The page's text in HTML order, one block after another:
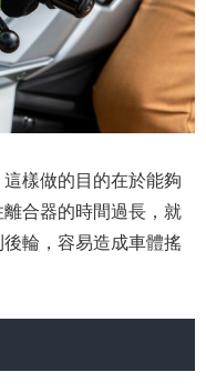
樣做的目的在於能夠
合器的時間過長，就
輪，容易造成車體搖